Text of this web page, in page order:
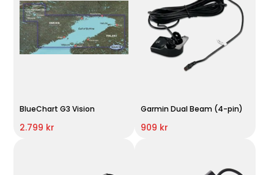
BlueChart G3 Vision
2.799 kr
Garmin Dual Beam (4-pin)
909 kr